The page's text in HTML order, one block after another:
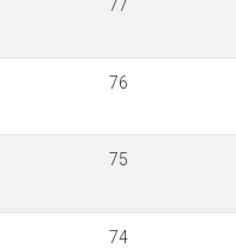
77
76
75
74